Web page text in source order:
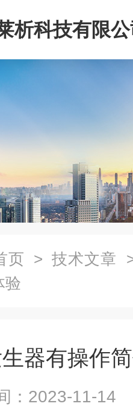
析科技有限
页 > 技术文章
验
器有操作
：2023-11-